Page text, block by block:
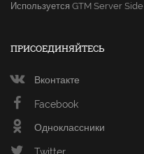
Используется GTM Server Side
ПРИСОЕДИНЯЙТЕСЬ
Вконтакте
Facebook
Одноклассники